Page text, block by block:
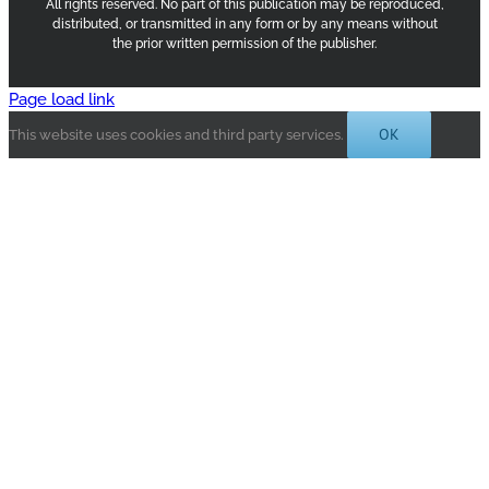
All rights reserved. No part of this publication may be reproduced,
distributed, or transmitted in any form or by any means without
the prior written permission of the publisher.
Page load link
This website uses cookies and third party services. OK